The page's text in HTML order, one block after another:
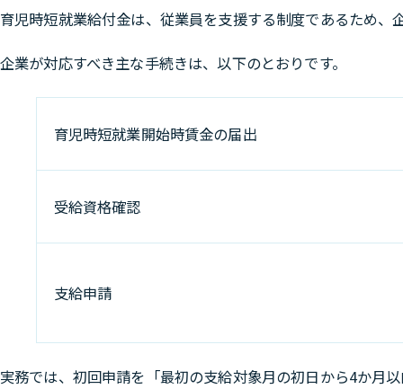
育児時短就業給付金は、従業員を支援する制度であるため
企業が対応すべき主な手続きは、以下のとおりです。
育児時短就業開始時賃金の届出
受給資格確認
支給申請
実務では、初回申請を「最初の支給対象月の初日から4か月